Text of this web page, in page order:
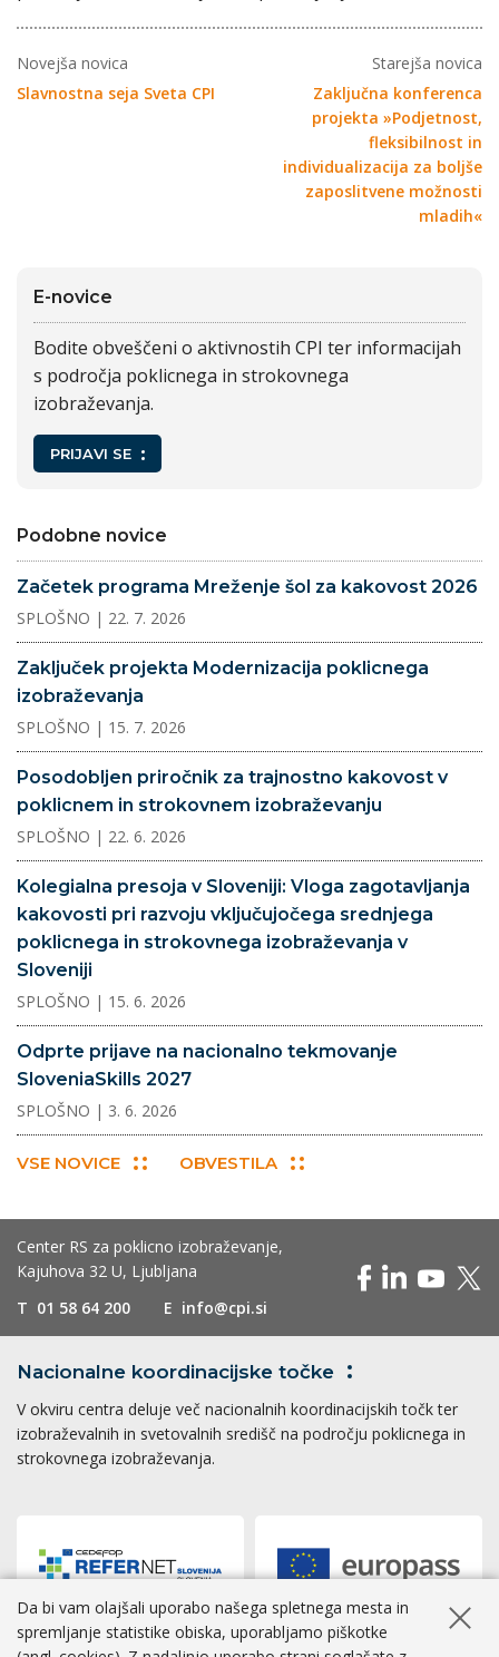
Novejša novica
Slavnostna seja Sveta CPI
Starejša novica
Zaključna konferenca
projekta »Podjetnost,
fleksibilnost in
individualizacija za boljše
zaposlitvene možnosti
mladih«
E-novice
Bodite obveščeni o aktivnostih CPI ter informacijah
s področja poklicnega in strokovnega
izobraževanja.
PRIJAVI SE
Podobne novice
Začetek programa Mreženje šol za kakovost 2026
SPLOŠNO | 22. 7. 2026
Zaključek projekta Modernizacija poklicnega
izobraževanja
SPLOŠNO | 15. 7. 2026
Posodobljen priročnik za trajnostno kakovost v
poklicnem in strokovnem izobraževanju
SPLOŠNO | 22. 6. 2026
Kolegialna presoja v Sloveniji: Vloga zagotavljanja
kakovosti pri razvoju vključujočega srednjega
poklicnega in strokovnega izobraževanja v
Sloveniji
SPLOŠNO | 15. 6. 2026
Odprte prijave na nacionalno tekmovanje
SloveniaSkills 2027
SPLOŠNO | 3. 6. 2026
VSE NOVICE OBVESTILA
Center RS za poklicno izobraževanje,
Kajuhova 32 U, Ljubljana
T 01 58 64 200 E info@cpi.si
Nacionalne koordinacijske točke
V okviru centra deluje več nacionalnih koordinacijskih točk ter
izobraževalnih in svetovalnih središč na področju poklicnega in
strokovnega izobraževanja.
Skrij
Da bi vam olajšali uporabo našega spletnega mesta in
spremljanje statistike obiska, uporabljamo piškotke